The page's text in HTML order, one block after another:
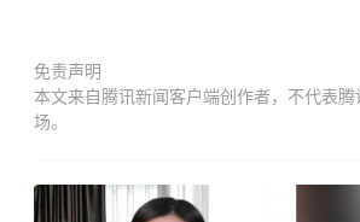
免责声明
本文来自腾讯新闻客户端创作者，不代表
场。